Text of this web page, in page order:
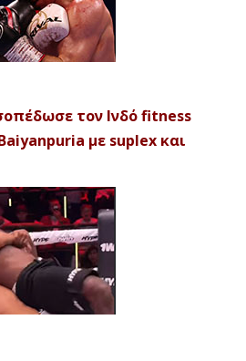
τον Ινδό fitness
με suplex και